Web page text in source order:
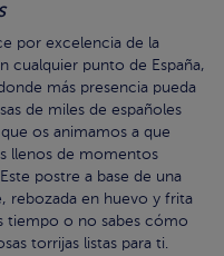
por excelencia de la
cualquier punto de España,
más presencia pueda
de miles de españoles
os animamos a que
llenos de momentos
postre a base de una
rebozada en huevo y frita
tiempo o no sabes cómo
torrijas listas para ti.